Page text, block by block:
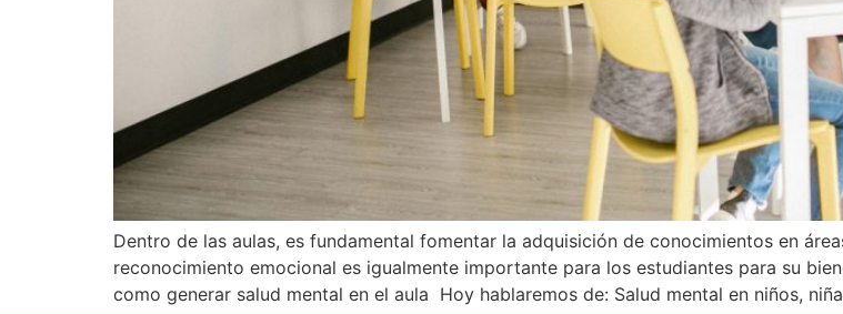
Dentro de las aulas, es fundamental fomentar la adquisición de conocimientos en
reconocimiento emocional es igualmente importante para los estudiantes para su
como generar salud mental en el aula Hoy hablaremos de: Salud mental en niños,